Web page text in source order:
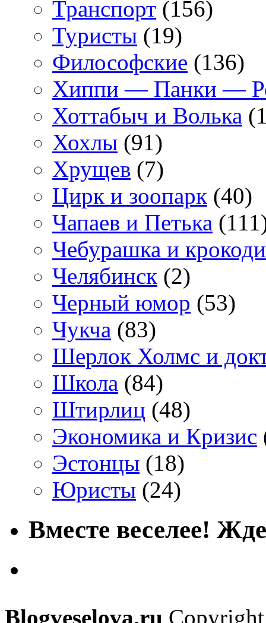
Транспорт (156)
Туристы (19)
Философские (136)
Хиппи — Панки —
Хоттабыч и Волька
Хохлы (91)
Хрущев (7)
Цирк и зоопарк (40)
Чапаев и Петька
Чебурашка и
Челябинск (2)
Черный юмор (53)
Чукча (83)
Шерлок Холмс и
Школа (84)
Штирлиц (48)
Экономика и Кризис
Эстонцы (18)
Юристы (24)
Вместе веселее!
Blogveselova.ru